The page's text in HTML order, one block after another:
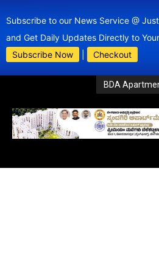
Subscribe to our News Service @
and Get Daily Updates Directly to
Subscribe Now
Checkout
BDA